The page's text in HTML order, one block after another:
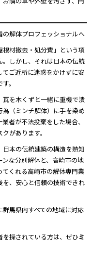
解体プロフェッショナルへ
材撤去・処分費」という項
しかし、それは日本の伝統
ご近所に迷惑をかけずに安
。
を木くずと一緒に重機で潰
（ミンチ解体）に手を染め
者が不法投棄をした場合、
があります。
本の伝統建築の構造を熟知
な分別解体と、高崎市の地
くれる高崎市の解体専門業
、安心と信頼の技術できれ
馬県内すべての地域に対応
探されている方は、ぜひミ